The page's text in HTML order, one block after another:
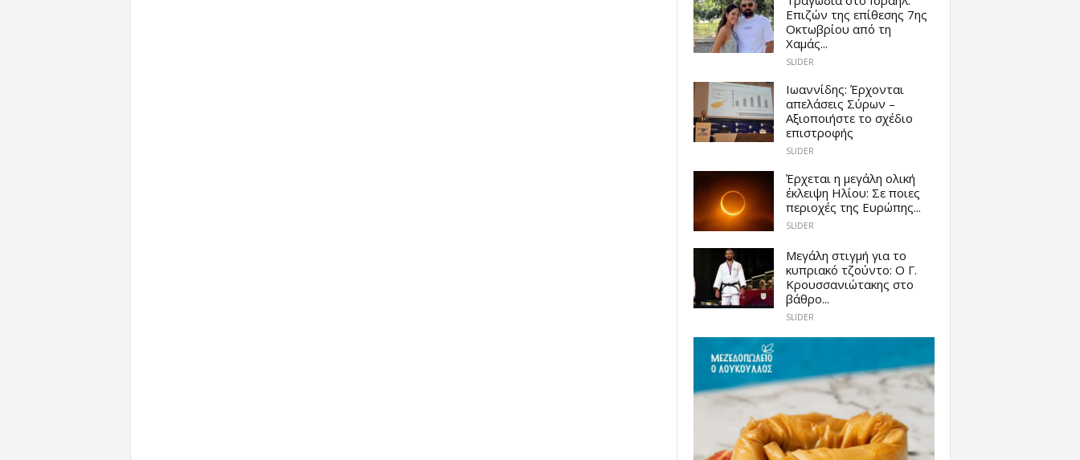
Επιζών της επίθεσης 7ης
Οκτωβρίου από τη
Χαμάς...
SLIDER
Ιωαννίδης: Έρχονται
απελάσεις Σύρων –
Αξιοποιήστε το σχέδιο
επιστροφής
SLIDER
Έρχεται η μεγάλη ολική
έκλειψη Ηλίου: Σε ποιες
περιοχές της Ευρώπης...
SLIDER
Μεγάλη στιγμή για το
κυπριακό τζούντο: Ο Γ.
Κρουσσανιώτακης στο
βάθρο...
SLIDER